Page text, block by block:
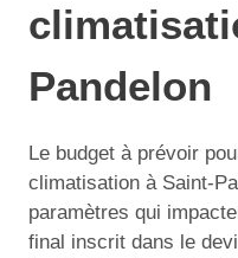
Pandelon
Le budget à prévoir
climatisation à Saint-
paramètres qui
final inscrit dans le